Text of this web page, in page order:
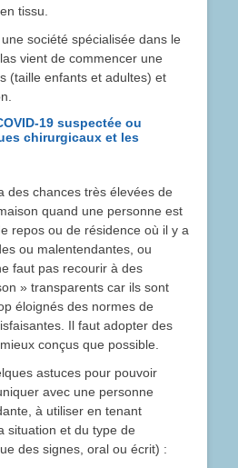
tissu.
société spécialisée dans le
vient de commencer une
(taille enfants et adultes) et
19 suspectée ou
chirurgicaux et les
des chances très élevées de
quand une personne est
repos ou de résidence où il y a
ou malentendantes, ou
faut pas recourir à des
» transparents car ils sont
éloignés des normes de
Il faut adopter des
conçus que possible.
astuces pour pouvoir
avec une personne
à utiliser en tenant
situation et du type de
des signes, oral ou écrit) :